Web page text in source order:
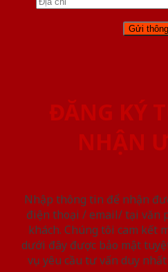
ĐĂNG KÝ
NHẬN
Nhập thông tin để nhận
điện thoại / email/ tại văn
khách. Chúng tôi cam kết
dưới đây được bảo mật
vụ yêu cầu tư vấn duy